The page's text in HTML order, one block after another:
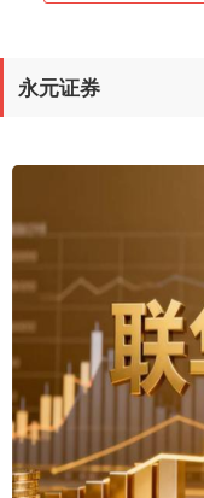
永元证券